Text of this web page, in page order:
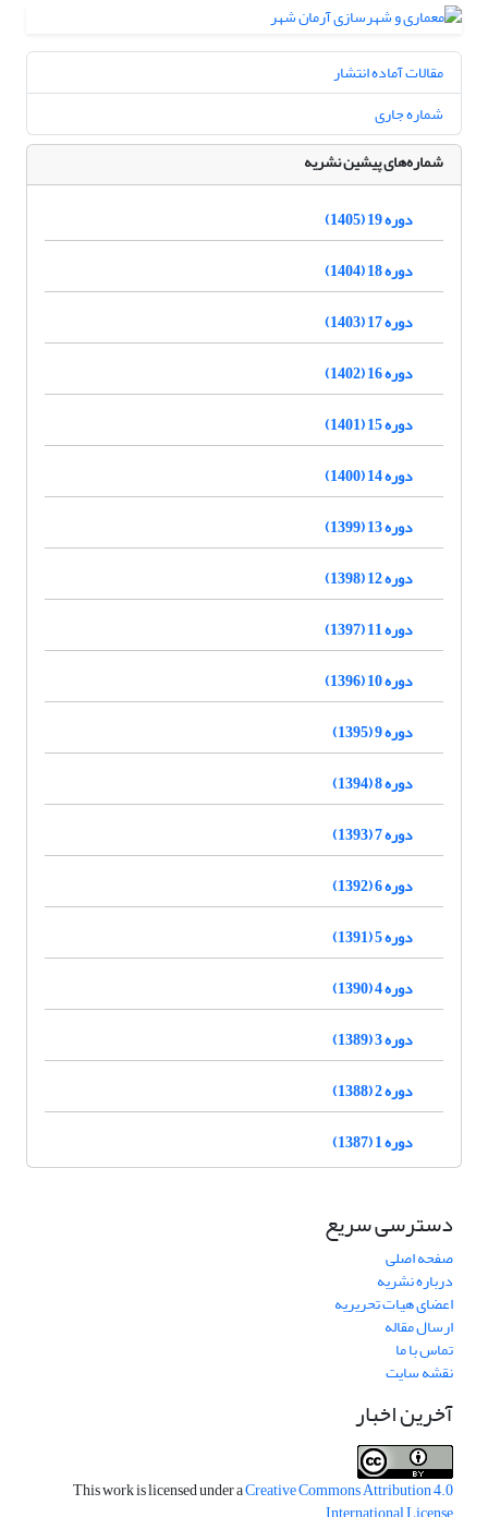
مقالات آماده انتشار
شماره جاری
شماره‌های پیشین نشریه
دوره 19 (1405)
دوره 18 (1404)
دوره 17 (1403)
دوره 16 (1402)
دوره 15 (1401)
دوره 14 (1400)
دوره 13 (1399)
دوره 12 (1398)
دوره 11 (1397)
دوره 10 (1396)
دوره 9 (1395)
دوره 8 (1394)
دوره 7 (1393)
دوره 6 (1392)
دوره 5 (1391)
دوره 4 (1390)
دوره 3 (1389)
دوره 2 (1388)
دوره 1 (1387)
دسترسی سریع
صفحه اصلی
درباره نشریه
اعضای هیات تحریریه
ارسال مقاله
تماس با ما
نقشه سایت
آخرین اخبار
This work is licensed under aCreative Commons Attribution 4.0